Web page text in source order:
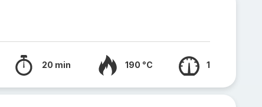
20 min 190 °C 1